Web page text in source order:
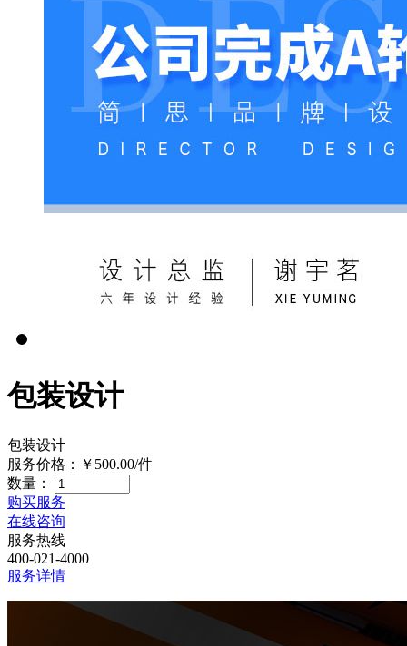
包装设计
包装设计
服务价格：
￥500.00/件
数量：
购买服务
在线咨询
服务热线
400-021-4000
服务详情